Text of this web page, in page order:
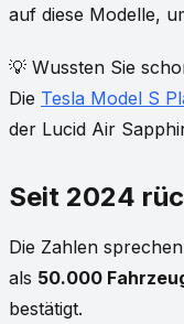
auf diese Modelle,
💡 Wussten Sie
Die Tesla Model S
der Lucid Air
Seit 2024
Die Zahlen
als 50.000
bestätigt.